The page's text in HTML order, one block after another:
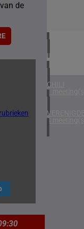
de
4 meeting(s)
IERLAND
2 meeting(s)
CHILI
1 meeting(s)
4 meeting(s)